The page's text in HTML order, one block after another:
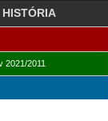
HISTÓRIA
2021/2011